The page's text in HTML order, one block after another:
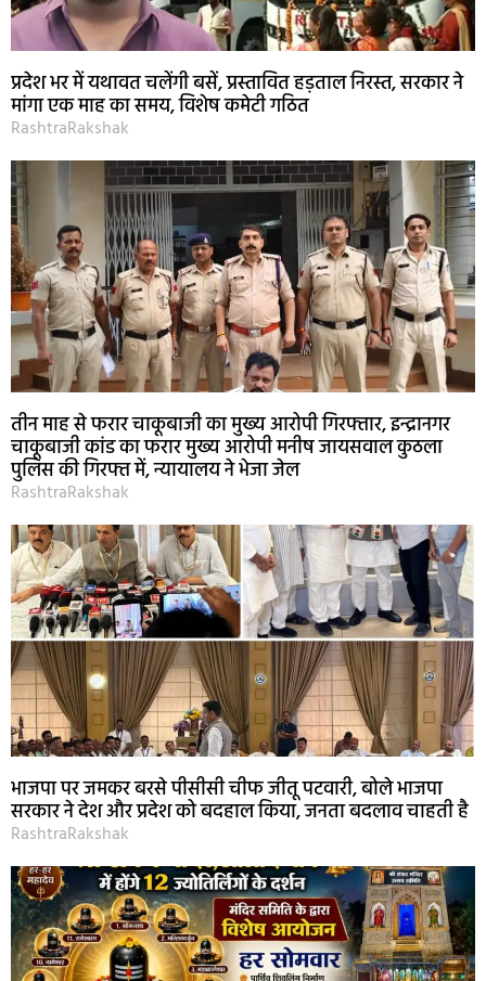
प्रदेश भर में यथावत चलेंगी बसें, प्रस्तावित हड़ताल निरस्त, सरकार ने
मांगा एक माह का समय, विशेष कमेटी गठित
RashtraRakshak
तीन माह से फरार चाकूबाजी का मुख्य आरोपी गिरफ्तार, इन्द्रानगर
चाकूबाजी कांड का फरार मुख्य आरोपी मनीष जायसवाल कुठला
पुलिस की गिरफ्त में, न्यायालय ने भेजा जेल
RashtraRakshak
भाजपा पर जमकर बरसे पीसीसी चीफ जीतू पटवारी, बोले भाजपा
सरकार ने देश और प्रदेश को बदहाल किया, जनता बदलाव चाहती है
RashtraRakshak